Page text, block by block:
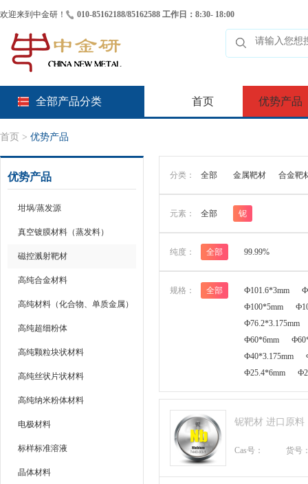
欢迎来到中金研！ 010-85162188/85162588 工作日：8:30- 18:00
全部产品分类 首页 优势产品
首页 > 优势产品
优势产品
坩埚/蒸发源
真空镀膜材料（蒸发料）
磁控溅射靶材
高纯合金材料
高纯材料（化合物、单质金属）
高纯超细粉体
高纯颗粒块状材料
高纯丝状片状材料
高纯纳米粉体材料
电极材料
标样标准溶液
晶体材料
分类： 全部 金属靶材 合金靶
元素： 全部 铌
纯度： 全部 99.99%
规格： 全部 Ф101.6*3mm
Ф100*5mm
Ф76.2*3.175mm
Ф60*6mm
Ф40*3.175mm
Ф25.4*6mm
铌靶材 进口原料
Cas号： 货号